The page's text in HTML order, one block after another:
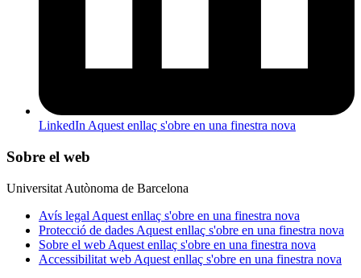
LinkedInAquest enllaç s'obre en una finestra nova
Sobre el web
Universitat Autònoma de Barcelona
Avís legal Aquest enllaç s'obre en una finestra nova
Protecció de dades Aquest enllaç s'obre en una finestra nova
Sobre el web Aquest enllaç s'obre en una finestra nova
Accessibilitat web Aquest enllaç s'obre en una finestra nova